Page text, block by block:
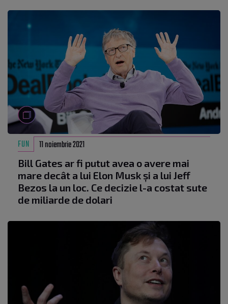
FUN 11 noiembrie 2021
Bill Gates ar fi putut avea o avere mai
mare decât a lui Elon Musk și a lui Jeff
Bezos la un loc. Ce decizie l-a costat sute
de miliarde de dolari